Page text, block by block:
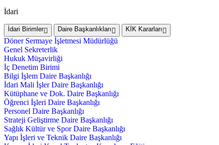
İdari
İdari Birimler Daire Başkanlıkları KİK Kararları
Döner Sermaye İşletmesi Müdürlüğü
Genel Sekreterlik
Hukuk Müşavirliği
İç Denetim Birimi
Bilgi İşlem Daire Başkanlığı
İdari Mali İşler Daire Başkanlığı
Kütüphane ve Dok. Daire Başkanlığı
Öğrenci İşleri Daire Başkanlığı
Personel Daire Başkanlığı
Strateji Geliştirme Daire Başkanlığı
Sağlık Kültür ve Spor Daire Başkanlığı
Yapı İşleri ve Teknik Daire Başkanlığı